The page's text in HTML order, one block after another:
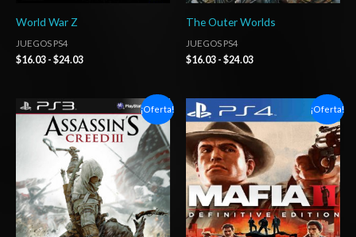
World War Z
JUEGOS PS4
$16.03 - $24.03
The Outer Worlds
JUEGOS PS4
$16.03 - $24.03
¡Oferta!
El
precio
original
era:
$11.83.
El
precio
actual
es:
$4.03.
¡Oferta!
Rango
de
precios:
desde
$6.03
hasta
$10.03